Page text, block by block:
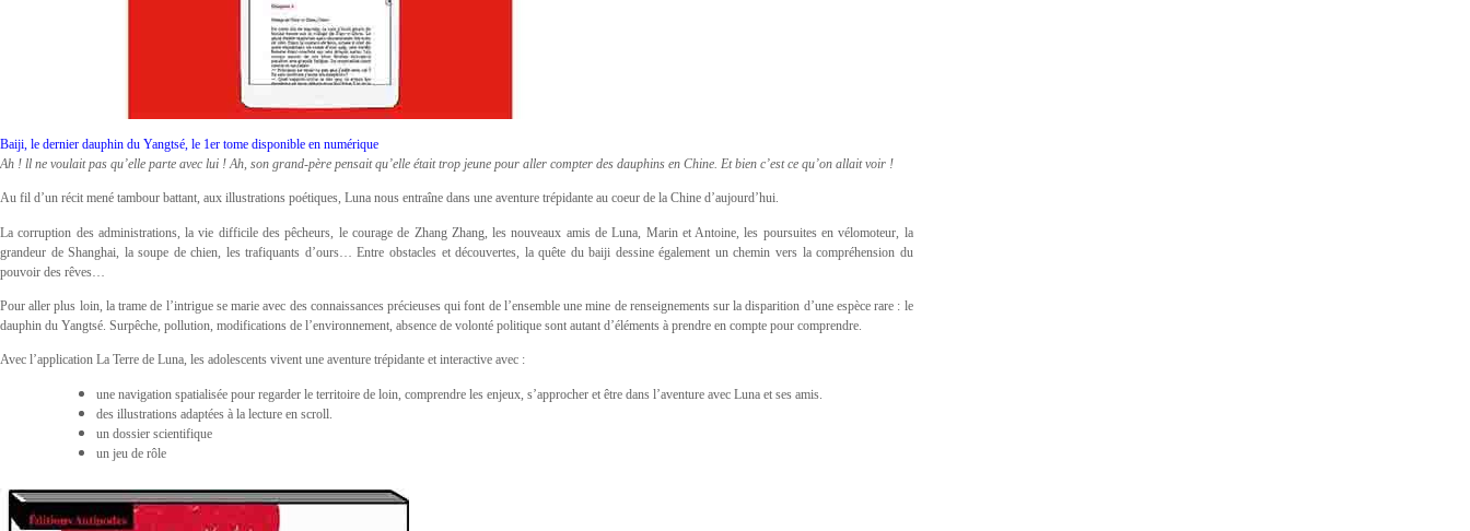
Baiji, le dernier dauphin du Yangtsé, le 1er tome disponible en numérique
Ah ! ll ne voulait pas qu’elle parte avec lui ! Ah, son grand-père pensait qu’elle était trop jeune pour aller compter des dauphins en Chine. Et bien c’est ce qu’on allait voir !
Au fil d’un récit mené tambour battant, aux illustrations poétiques, Luna nous entraîne dans une aventure trépidante au coeur de la Chine d’aujourd’hui.
La corruption des administrations, la vie difficile des pêcheurs, le courage de Zhang Zhang, les nouveaux amis de Luna, Marin et Antoine, les poursuites en vélomoteur, la
grandeur de Shanghai, la soupe de chien, les trafiquants d’ours… Entre obstacles et découvertes, la quête du baiji dessine également un chemin vers la compréhension du
pouvoir des rêves…
Pour aller plus loin, la trame de l’intrigue se marie avec des connaissances précieuses qui font de l’ensemble une mine de renseignements sur la disparition d’une espèce rare : le
dauphin du Yangtsé. Surpêche, pollution, modifications de l’environnement, absence de volonté politique sont autant d’éléments à prendre en compte pour comprendre.
Avec l’application La Terre de Luna, les adolescents vivent une aventure trépidante et interactive avec :
une navigation spatialisée pour regarder le territoire de loin, comprendre les enjeux, s’approcher et être dans l’aventure avec Luna et ses amis.
des illustrations adaptées à la lecture en scroll.
un dossier scientifique
un jeu de rôle